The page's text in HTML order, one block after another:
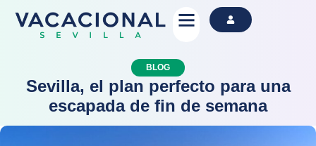
BLOG
Sevilla, el plan perfecto para una
escapada de fin de semana